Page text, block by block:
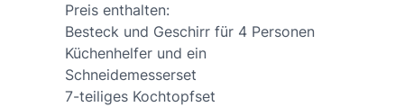
Preis enthalten:
Besteck und Geschirr für 4 Personen
Küchenhelfer und ein
Schneidemesserset
7-teiliges Kochtopfset